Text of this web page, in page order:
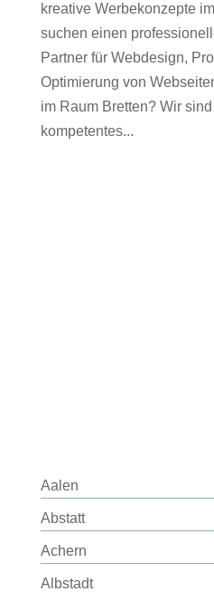
kreative Werbekonzepte
suchen einen
Partner für Webdesign,
Optimierung von
im Raum Bretten? Wir
kompetentes...
Aalen
Abstatt
Achern
Albstadt